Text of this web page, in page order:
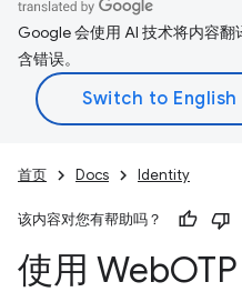
Google 会使用 AI 技术将内容
含错误。
首页 Docs Identity
该内容对您有帮助吗？
使用 Web